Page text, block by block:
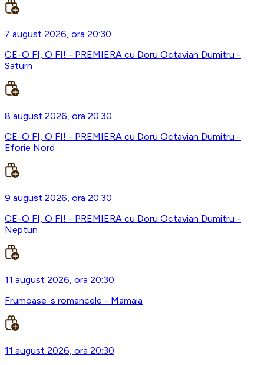
7 august 2026, ora 20:30
CE-O FI, O FI! - PREMIERA cu Doru Octavian Dumitru -
Saturn
8 august 2026, ora 20:30
CE-O FI, O FI! - PREMIERA cu Doru Octavian Dumitru -
Eforie Nord
9 august 2026, ora 20:30
CE-O FI, O FI! - PREMIERA cu Doru Octavian Dumitru -
Neptun
11 august 2026, ora 20:30
Frumoase-s romancele - Mamaia
11 august 2026, ora 20:30